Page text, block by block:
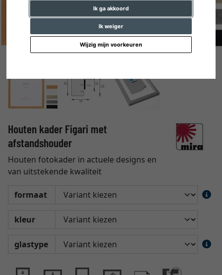
Ik ga akkoord
Ik weiger
Wijzig mijn voorkeuren
Houten kader Figari met
afstandshouder
Houten fotokader in actuele designs en
van uitstekende kwaliteit
formaat
kleur
glastype